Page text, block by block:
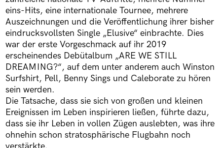
eins-Hits, eine internationale Tournee, mehrere
Auszeichnungen und die Veröffentlichung ihrer bisher
eindrucksvollsten Single „Elusive“ einbrachte. Dies
war der erste Vorgeschmack auf ihr 2019
erscheinendes Debütalbum „ARE WE STILL
DREAMING?“, auf dem unter anderem auch Winston
Surfshirt, Pell, Benny Sings und Caleborate zu hören
sein werden.
Die Tatsache, dass sie sich von großen und kleinen
Ereignissen im Leben inspirieren ließen, führte dazu,
dass sie ihr Leben in vollen Zügen auslebten, was ihre
ohnehin schon stratosphärische Flugbahn noch